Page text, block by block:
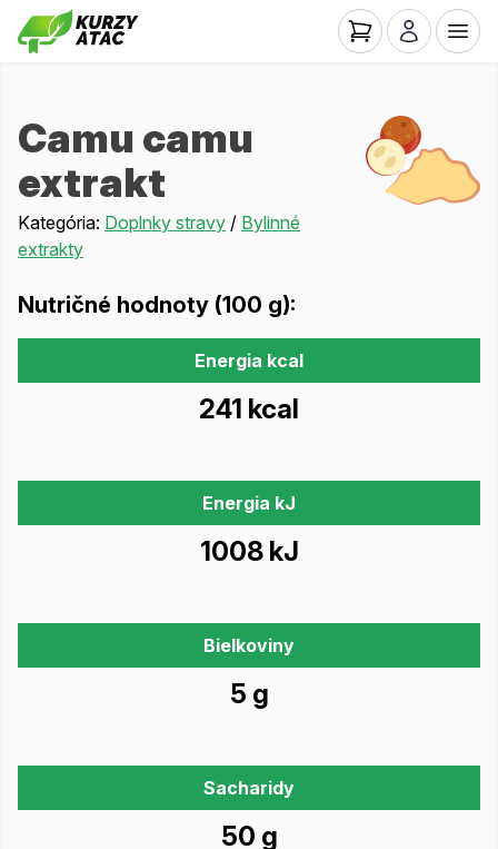
Camu camu
extrakt
Kategória: Doplnky stravy / Bylinné
extrakty
Nutričné hodnoty (100 g):
Energia kcal
241 kcal
Energia kJ
1008 kJ
Bielkoviny
5 g
Sacharidy
50 g